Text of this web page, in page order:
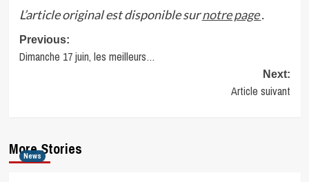
L’article original est disponible surnotre page.
Post
navigation
Previous:
Dimanche 17 juin, les meilleurs…
Next:
Article suivant
More Stories
News